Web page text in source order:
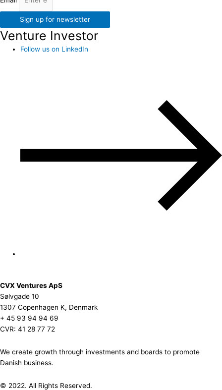
Sign up for newsletter
Venture Investor
Follow us on LinkedIn
CVX Ventures ApS
Sølvgade 10
1307 Copenhagen K, Denmark
+ 45 93 94 94 69
CVR: 41 28 77 72
We create growth through investments and boards to promote
Danish business.
© 2022. All Rights Reserved.